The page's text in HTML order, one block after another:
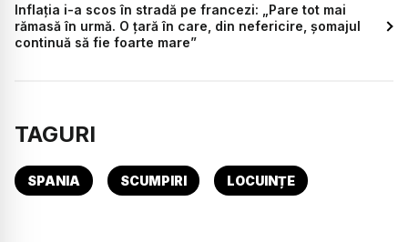
Inflația i-a scos în stradă pe francezi: „Pare tot mai
rămasă în urmă. O țară în care, din nefericire, șomajul
continuă să fie foarte mare”
TAGURI
SPANIA SCUMPIRI LOCUINȚE